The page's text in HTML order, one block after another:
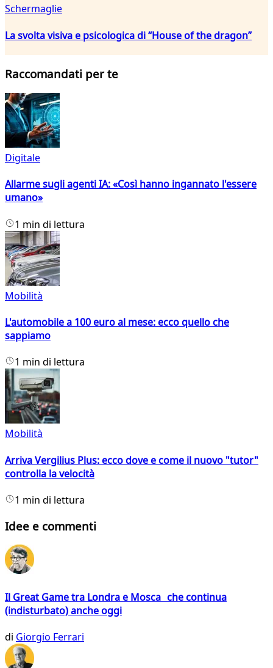
Schermaglie
La svolta visiva e psicologica di “House of the dragon”
Raccomandati per te
Digitale
Allarme sugli agenti IA: «Così hanno ingannato l'essere
umano»
1 min di lettura
Mobilità
L'automobile a 100 euro al mese: ecco quello che
sappiamo
1 min di lettura
Mobilità
Arriva Vergilius Plus: ecco dove e come il nuovo "tutor"
controlla la velocità
1 min di lettura
Idee e commenti
Il Great Game tra Londra e Mosca che continua
(indisturbato) anche oggi
di Giorgio Ferrari